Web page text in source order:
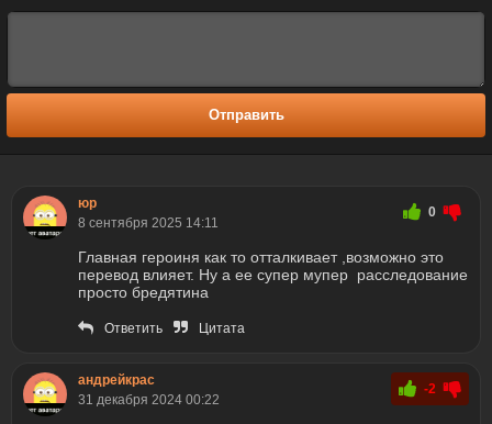
Отправить
юр
8 сентября 2025 14:11
0
Главная героиня как то отталкивает ,возможно это
перевод влияет. Ну а ее супер мупер расследование
просто бредятина
Ответить Цитата
андрейкрас
31 декабря 2024 00:22
-2